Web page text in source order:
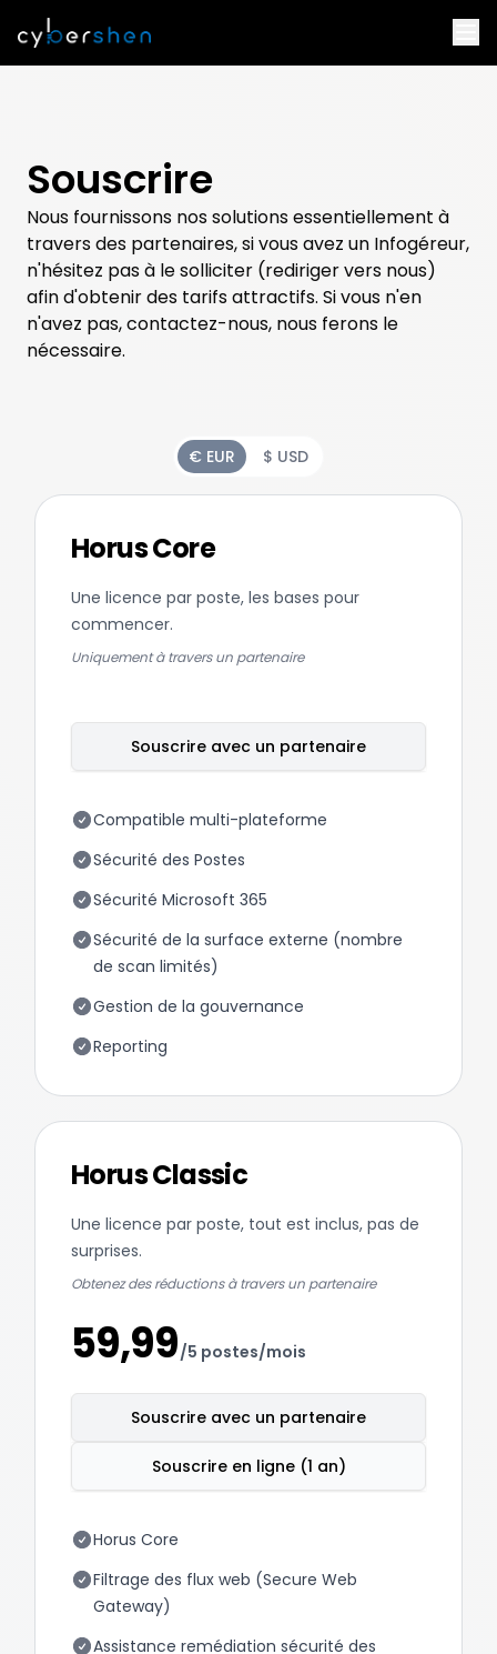
Souscrire
Nous fournissons nos solutions essentiellement à
travers des partenaires, si vous avez un Infogéreur,
n'hésitez pas à le solliciter (rediriger vers nous)
afin d'obtenir des tarifs attractifs. Si vous n'en
n'avez pas, contactez-nous, nous ferons le
nécessaire.
Payment frequency
€ EUR $ USD
Horus Core
Une licence par poste, les bases pour
commencer.
Uniquement à travers un partenaire
Souscrire avec un partenaire
Compatible multi-plateforme
Sécurité des Postes
Sécurité Microsoft 365
Sécurité de la surface externe (nombre
de scan limités)
Gestion de la gouvernance
Reporting
Horus Classic
Une licence par poste, tout est inclus, pas de
surprises.
Obtenez des réductions à travers un partenaire
59,99/5 postes/mois
Souscrire avec un partenaire
Souscrire en ligne (1 an)
Horus Core
Filtrage des flux web (Secure Web
Gateway)
Assistance remédiation sécurité des